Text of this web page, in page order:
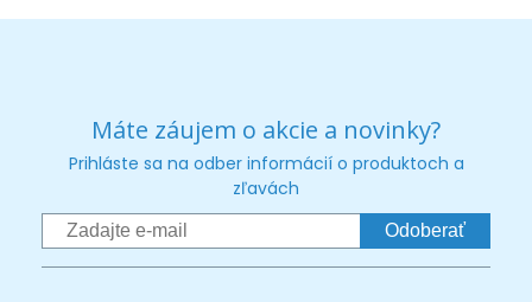
Máte záujem o akcie a novinky?
Prihláste sa na odber informácií o produktoch a
zľavách
Odoberať